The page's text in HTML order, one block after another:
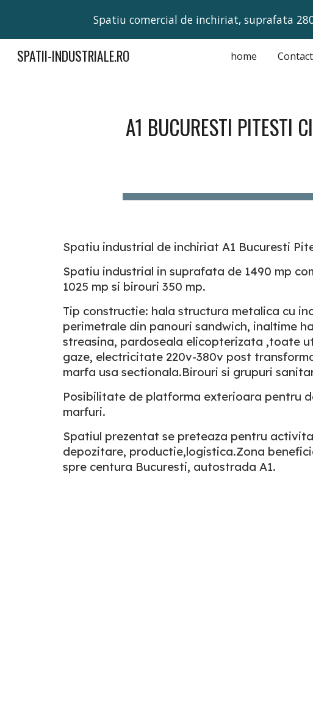
Skip to
Spatiu comercial de inchiriat, suprafata
SPATII-INDUSTRIALE.RO home Contact
A1 BUCURESTI PITESTI
Spatiu industrial de inchiriat A1 Bucuresti
Spatiu industrial in suprafata de 1490 mp
1025 mp si birouri 350 mp.
Tip constructie: hala structura metalica cu
perimetrale din panouri sandwich, inaltime
streasina, pardoseala elicopterizata ,toate
gaze, electricitate 220v-380v post
marfa usa sectionala.Birouri si grupuri
Posibilitate de platforma exterioara pentru
marfuri.
Spatiul prezentat se preteaza pentru
depozitare, productie,logistica.Zona
spre centura Bucuresti, autostrada A1.